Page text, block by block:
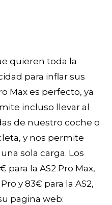
quieren toda la
para inflar sus
Max es perfecto, ya
incluso llevar al
de nuestro coche o
y nos permite
sola carga. Los
para la AS2 Pro Max,
y 83€ para la AS2,
pagina web: